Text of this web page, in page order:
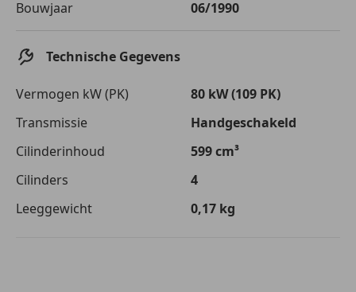
Bouwjaar
06/1990
Technische Gegevens
Vermogen kW (PK)
80 kW (109 PK)
Transmissie
Handgeschakeld
Cilinderinhoud
599 cm³
Cilinders
4
Leeggewicht
0,17 kg